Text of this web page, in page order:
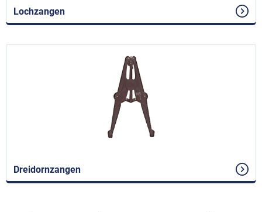
Lochzangen
Dreidornzangen